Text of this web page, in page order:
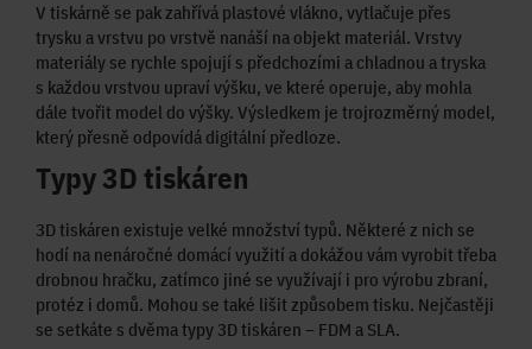
V tiskárně se pak zahřívá plastové vlákno, vytlačuje přes
trysku a vrstvu po vrstvě nanáší na objekt materiál. Vrstvy
materiály se rychle spojují s předchozími a chladnou a tryska
s každou vrstvou upraví výšku, ve které operuje, aby mohla
dále tvořit model do výšky. Výsledkem je trojrozměrný model,
který přesně odpovídá digitální předloze.
Typy 3D tiskáren
3D tiskáren existuje velké množství typů. Některé z nich se
hodí na nenáročné domácí využití a dokážou vám vyrobit třeba
drobnou hračku, zatímco jiné se využívají i pro výrobu zbraní,
protéz i domů. Mohou se také lišit způsobem tisku. Nejčastěji
se setkáte s dvěma typy 3D tiskáren – FDM a SLA.